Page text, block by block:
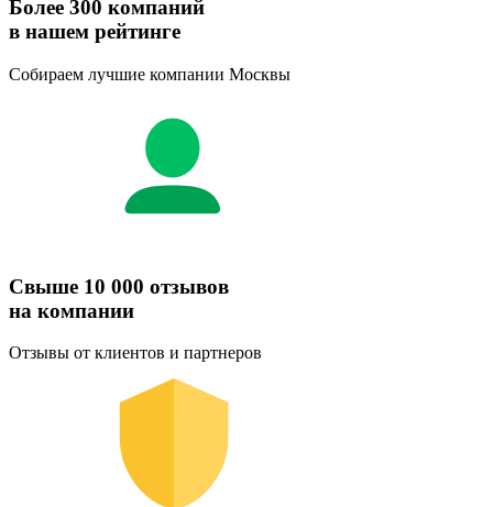
Более 300 компаний
в нашем рейтинге
Собираем лучшие компании Москвы
Свыше 10 000 отзывов
на компании
Отзывы от клиентов и партнеров